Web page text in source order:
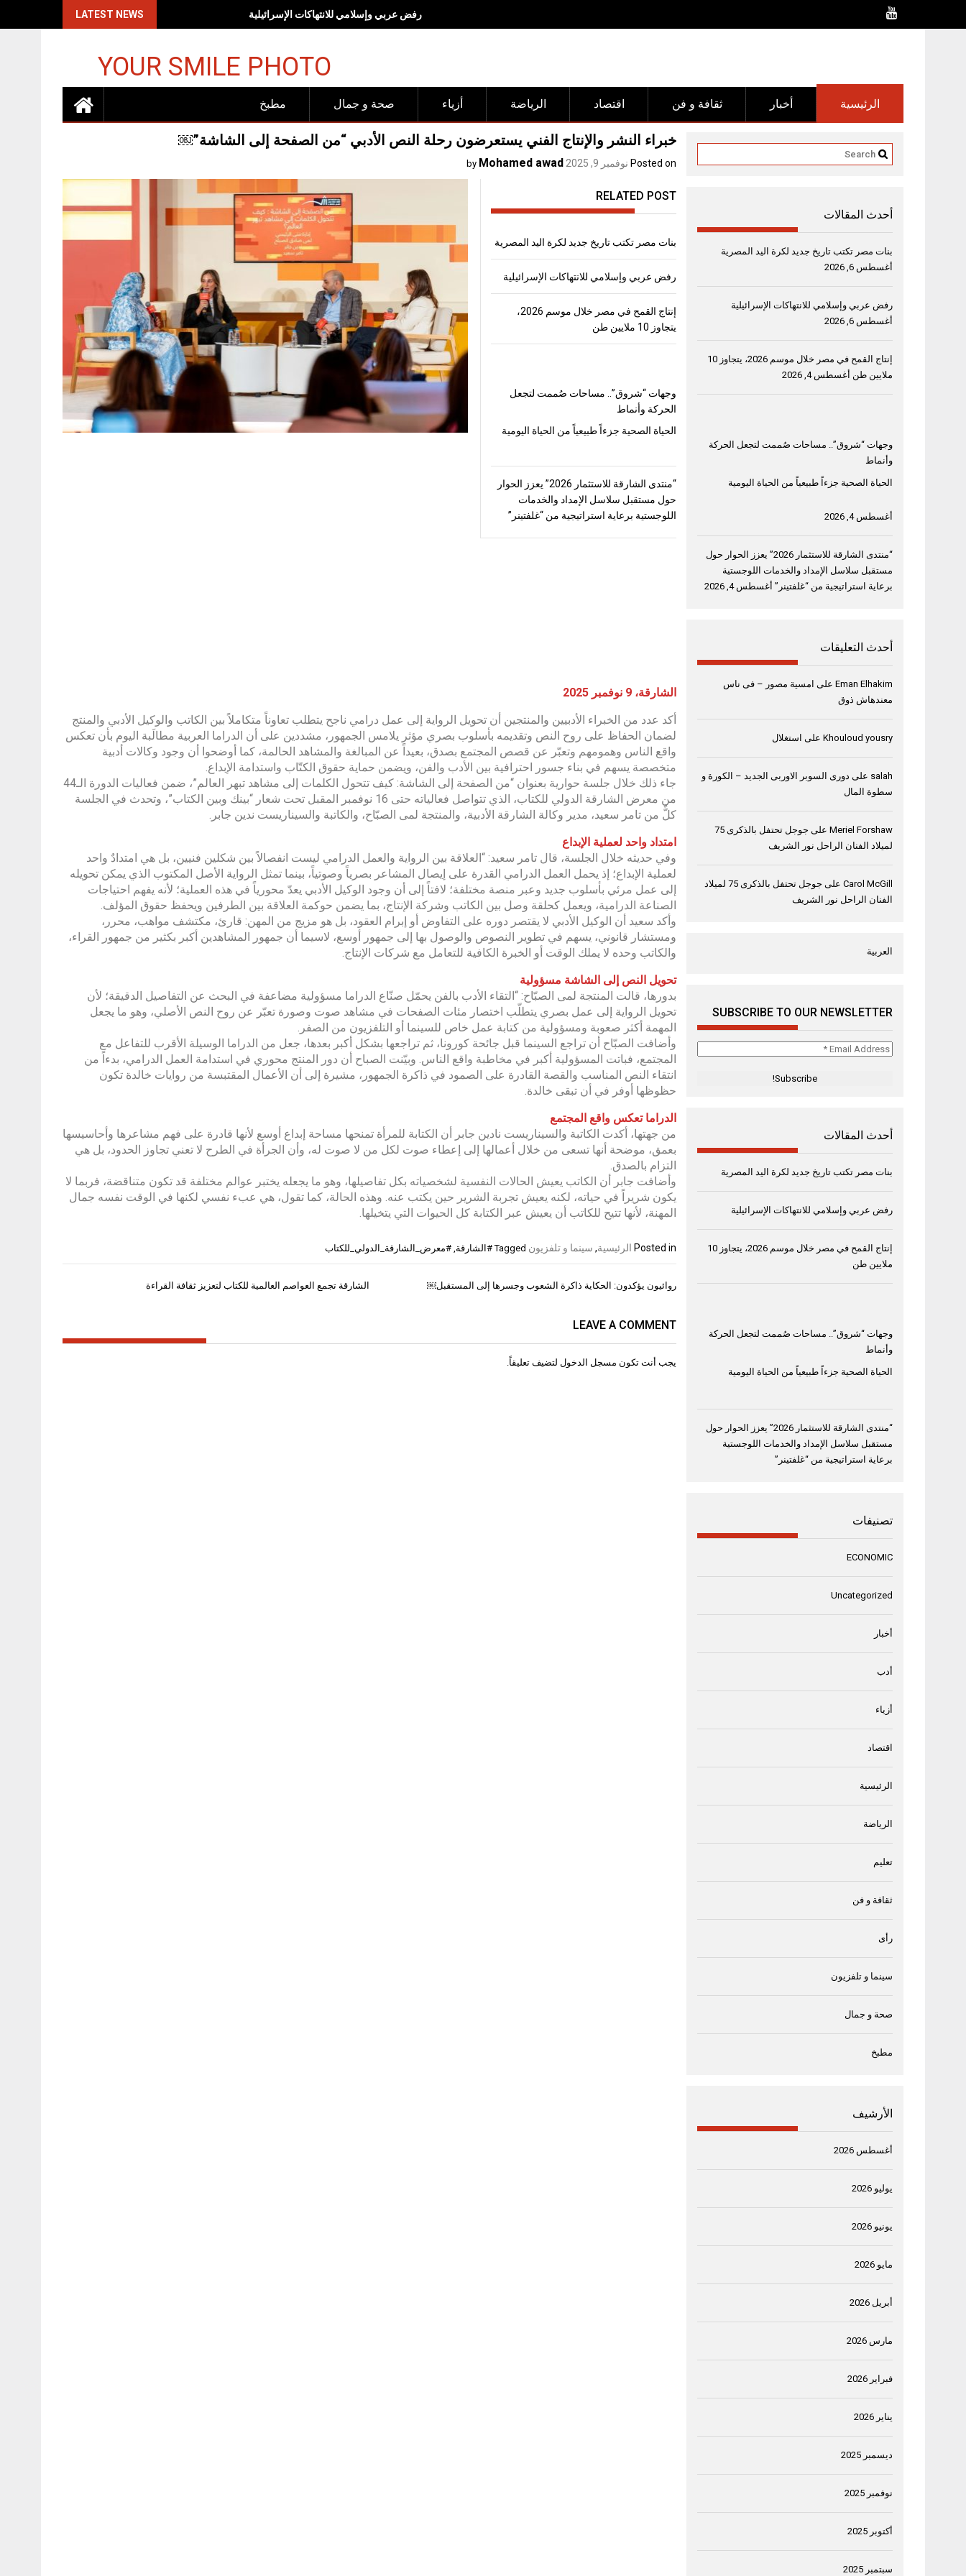
LATEST NEWS رفض عربي وإسلامي للانتهاكات الإسرائيلية
YOUR SMILE PHOTO
مطبخ صحة و جمال أزياء الرياضة اقتصاد ثقافة و فن أخبار الرئيسية
خبراء النشر والإنتاج الفني يستعرضون رحلة النص الأدبي “من الصفحة إلى الشاشة”￼
Posted on نوفمبر 9, 2025 by
Mohamed awad
RELATED POST
بنات مصر تكتب تاريخ جديد لكرة اليد المصرية
رفض عربي وإسلامي للانتهاكات الإسرائيلية
إنتاج القمح في مصر خلال موسم 2026،
يتجاوز 10 ملايين طن
وجهات “شروق”.. مساحات صُممت لتجعل
الحركة وأنماط
الحياة الصحية جزءاً طبيعياً من الحياة اليومية
“منتدى الشارقة للاستثمار 2026” يعزز الحوار
حول مستقبل سلاسل الإمداد والخدمات
اللوجستية برعاية استراتيجية من “غلفتينر”
الشارقة، 9 نوفمبر 2025
أكد عدد من الخبراء الأدبيين والمنتجين أن تحويل الرواية إلى عمل درامي ناجح يتطلب تعاوناً متكاملاً بين الكاتب والوكيل الأدبي والمنتج
لضمان الحفاظ على روح النص وتقديمه بأسلوب بصري مؤثر يلامس الجمهور، مشددين على أن الدراما العربية مطالَبة اليوم بأن تعكس
واقع الناس وهمومهم وتعبّر عن قصص المجتمع بصدق، بعيداً عن المبالغة والمشاهد الحالمة، كما أوضحوا أن وجود وكالات أدبية
متخصصة يسهم في بناء جسور احترافية بين الأدب والفن، ويضمن حماية حقوق الكتّاب واستدامة الإبداع.
جاء ذلك خلال جلسة حوارية بعنوان “من الصفحة إلى الشاشة: كيف تتحول الكلمات إلى مشاهد تبهر العالم”، ضمن فعاليات الدورة الـ44
من معرض الشارقة الدولي للكتاب، الذي تتواصل فعالياته حتى 16 نوفمبر المقبل تحت شعار “بينك وبين الكتاب”، وتحدث في الجلسة
كلٌّ من تامر سعيد، مدير وكالة الشارقة الأدبية، والمنتجة لمى الصبّاح، والكاتبة والسيناريست ندين جابر.
امتداد واحد لعملية الإبداع
وفي حديثه خلال الجلسة، قال تامر سعيد: “العلاقة بين الرواية والعمل الدرامي ليست انفصالاً بين شكلين فنيين، بل هي امتدادٌ واحد
لعملية الإبداع؛ إذ يحمل العمل الدرامي القدرة على إيصال المشاعر بصرياً وصوتياً، بينما تمثل الرواية الأصل المكتوب الذي يمكن تحويله
إلى عمل مرئي بأسلوب جديد وعبر منصة مختلفة؛ لافتاً إلى أن وجود الوكيل الأدبي يعدّ محورياً في هذه العملية؛ لأنه يفهم احتياجات
الصناعة الدرامية، ويعمل كحلقة وصل بين الكاتب وشركة الإنتاج، بما يضمن حوكمة العلاقة بين الطرفين ويحفظ حقوق المؤلف.
وأكد سعيد أن الوكيل الأدبي لا يقتصر دوره على التفاوض أو إبرام العقود، بل هو مزيج من المهن: قارئ، مكتشف مواهب، محرر،
ومستشار قانوني، يسهم في تطوير النصوص والوصول بها إلى جمهور أوسع، لاسيما أن جمهور المشاهدين أكبر بكثير من جمهور القراء،
والكاتب وحده لا يملك الوقت أو الخبرة الكافية للتعامل مع شركات الإنتاج.
تحويل النص إلى الشاشة مسؤولية
بدورها، قالت المنتجة لمى الصبّاح: “التقاء الأدب بالفن يحمّل صنّاع الدراما مسؤولية مضاعفة في البحث عن التفاصيل الدقيقة؛ لأن
تحويل الرواية إلى عمل بصري يتطلّب اختصار مئات الصفحات في مشاهد صوت وصورة تعبّر عن روح النص الأصلي، وهو ما يجعل
المهمة أكثر صعوبة ومسؤولية من كتابة عمل خاص للسينما أو التلفزيون من الصفر.
وأضافت الصبّاح أن تراجع السينما قبل جائحة كورونا، ثم تراجعها بشكل أكبر بعدها، جعل من الدراما الوسيلة الأقرب للتفاعل مع
المجتمع، فباتت المسؤولية أكبر في مخاطبة واقع الناس. وبيّنت الصباح أن دور المنتج محوري في استدامة العمل الدرامي، بدءاً من
انتقاء النص المناسب والقصة القادرة على الصمود في ذاكرة الجمهور، مشيرة إلى أن الأعمال المقتبسة من روايات خالدة تكون
حظوظها أوفر في أن تبقى خالدة.
الدراما تعكس واقع المجتمع
من جهتها، أكدت الكاتبة والسيناريست نادين جابر أن الكتابة للمرأة تمنحها مساحة إبداع أوسع لأنها قادرة على فهم مشاعرها وأحاسيسها
بعمق، موضحة أنها تسعى من خلال أعمالها إلى إعطاء صوت لكل من لا صوت له، وأن الجرأة في الطرح لا تعني تجاوز الحدود، بل هي
التزام بالصدق.
وأضافت جابر أن الكاتب يعيش الحالات النفسية لشخصياته بكل تفاصيلها، وهو ما يجعله يختبر عوالم مختلفة قد تكون متناقضة، فربما لا
يكون شريراً في حياته، لكنه يعيش تجربة الشرير حين يكتب عنه. وهذه الحالة، كما تقول، هي عبء نفسي لكنها في الوقت نفسه جمال
المهنة، لأنها تتيح للكاتب أن يعيش عبر الكتابة كل الحيوات التي يتخيلها.
Posted in الرئيسية, سينما و تلفزيون Tagged #الشارقة #معرض_الشارقة_الدولي_للكتاب
تصفّح
الشارقة تجمع العواصم العالمية للكتاب لتعزيز ثقافة القراءة روائيون يؤكدون: الحكاية ذاكرة الشعوب وجسرها إلى المستقبل￼
LEAVE A COMMENT
يجب أنت تكون مسجل الدخول لتضيف تعليقاً.
أحدث المقالات
بنات مصر تكتب تاريخ جديد لكرة اليد المصرية
أغسطس 6, 2026
رفض عربي وإسلامي للانتهاكات الإسرائيلية
أغسطس 6, 2026
إنتاج القمح في مصر خلال موسم 2026، يتجاوز 10
ملايين طن أغسطس 4, 2026
وجهات “شروق”.. مساحات صُممت لتجعل الحركة
وأنماط
الحياة الصحية جزءاً طبيعياً من الحياة اليومية
أغسطس 4, 2026
“منتدى الشارقة للاستثمار 2026” يعزز الحوار حول
مستقبل سلاسل الإمداد والخدمات اللوجستية
برعاية استراتيجية من “غلفتينر” أغسطس 4, 2026
أحدث التعليقات
Eman Elhakim على امسية مصور – فى ناس
معندهاش ذوق
Khouloud yousry على استغلال
salah على دورى السوبر الاوربى الجديد – الكورة و
سطوة المال
Meriel Forshaw على
جوجل تحتفل بالذكرى 75
لميلاد الفنان الراحل نور الشريف
Carol McGill على
جوجل تحتفل بالذكرى 75 لميلاد
الفنان الراحل نور الشريف
العربية
SUBSCRIBE TO OUR NEWSLETTER
Email
أحدث المقالات
بنات مصر تكتب تاريخ جديد لكرة اليد المصرية
رفض عربي وإسلامي للانتهاكات الإسرائيلية
إنتاج القمح في مصر خلال موسم 2026، يتجاوز 10
ملايين طن
وجهات “شروق”.. مساحات صُممت لتجعل الحركة
وأنماط
الحياة الصحية جزءاً طبيعياً من الحياة اليومية
“منتدى الشارقة للاستثمار 2026” يعزز الحوار حول
مستقبل سلاسل الإمداد والخدمات اللوجستية
برعاية استراتيجية من “غلفتينر”
تصنيفات
ECONOMIC
Uncategorized
أخبار
أدب
أزياء
اقتصاد
الرئيسية
الرياضة
تعليم
ثقافة و فن
رأى
سينما و تلفزيون
صحة و جمال
مطبخ
الأرشيف
أغسطس 2026
يوليو 2026
يونيو 2026
مايو 2026
أبريل 2026
مارس 2026
فبراير 2026
يناير 2026
ديسمبر 2025
نوفمبر 2025
أكتوبر 2025
سبتمبر 2025